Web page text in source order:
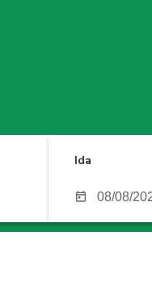
Ida